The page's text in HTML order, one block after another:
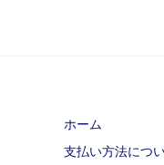
ホーム
支払い方法につ